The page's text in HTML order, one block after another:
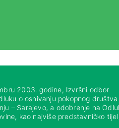
2003. godine, Izvršni odbor
o osnivanju pokopnog društva
– Sarajevo, a odobrenje na
kao najviše predstavničko